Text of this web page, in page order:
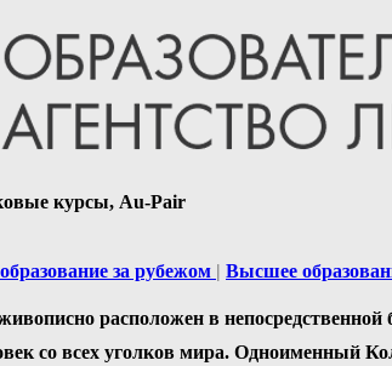
курсы, Au-Pair
за рубежом Высшее
расположен в непосредственной
со всех уголков мира. Одноименный